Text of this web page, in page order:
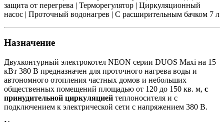
защита от перегрева | Терморегулятор | Циркуляционный
насос | Проточный водонагрев | C расширительным бачком 7 л
Назначение
Двухконтурный электрокотел NEON серии DUOS Maxi на 15
кВт 380 В предназначен для проточного нагрева воды и
автономного отопления частных домов и небольших
общественных помещений площадью от 120 до 150 кв. м, с
принудительной циркуляцией теплоносителя и с
подключением к электрической сети с напряжением 380 В.